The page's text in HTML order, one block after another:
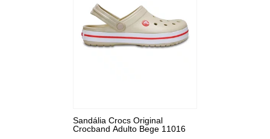
Sandália Crocs Original
Crocband Adulto Bege 11016